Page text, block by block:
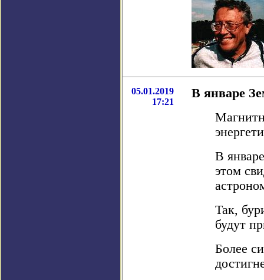
05.01.2019
17:21
В январе
В
этом
Так,
будут
Более